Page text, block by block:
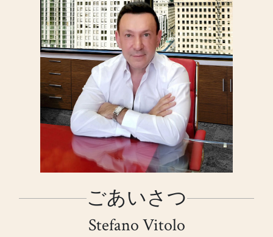
ごあいさつ
Stefano Vitolo